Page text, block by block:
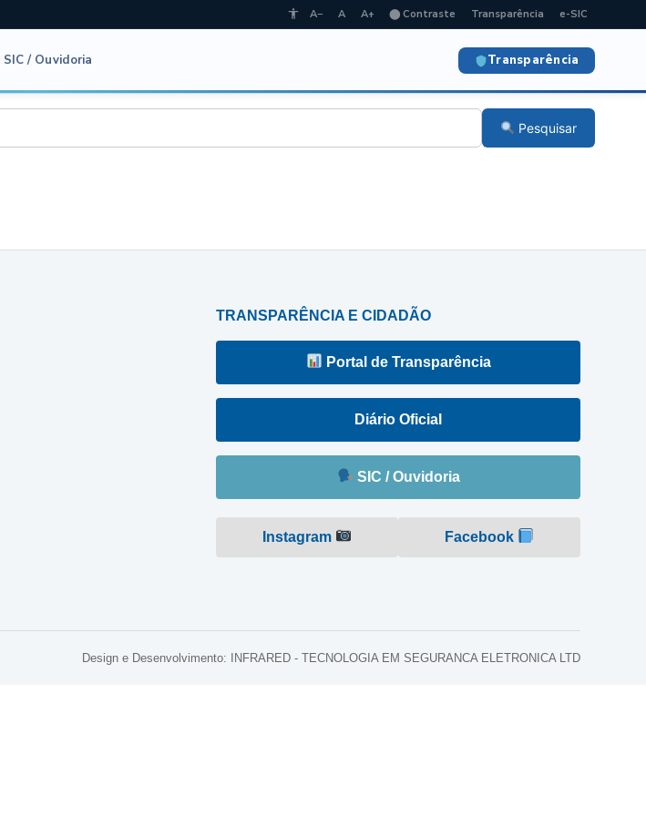
A− A A+ ⬤ Contraste Transparência e-SIC
SIC / Ouvidoria Transparência
Pesquisar
TRANSPARÊNCIA E CIDADÃO
Portal de Transparência
Diário Oficial
SIC / Ouvidoria
Instagram Facebook
Design e Desenvolvimento: INFRARED - TECNOLOGIA EM SEGURANCA ELETRONICA LTD